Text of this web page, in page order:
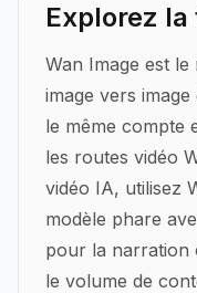
Explorez la
Wan Image est
image vers
le même compte
les routes vidéo
vidéo IA, utilisez
modèle phare
pour la narration
le volume de